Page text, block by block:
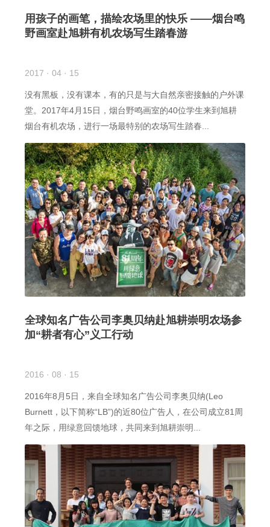
用孩子的画笔，描绘农场里的快乐 ——烟台鸣
野画室赴旭耕有机农场写生踏春游
2017 · 04 · 15
没有黑板，没有课本，有的只是与大自然亲密接触的户外课
堂。2017年4月15日，烟台野鸣画室的40位学生来到旭耕
烟台有机农场，进行一场最特别的农场写生踏春...
全球知名广告公司李奥贝纳赴旭耕崇明农场参
加“耕者有心”义工行动
2016 · 08 · 15
2016年8月5日，来自全球知名广告公司李奥贝纳(Leo
Burnett，以下简称“LB”)的近80位广告人，在公司成立81周
年之际，用绿意回馈地球，共同来到旭耕崇明...